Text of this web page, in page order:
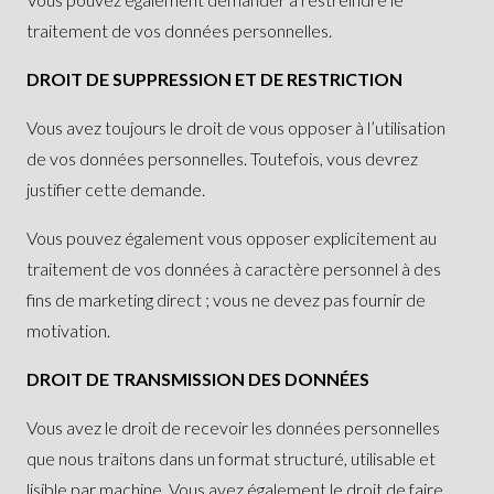
traitement de vos données personnelles.
DROIT DE SUPPRESSION ET DE RESTRICTION
Vous avez toujours le droit de vous opposer à l’utilisation
de vos données personnelles. Toutefois, vous devrez
justifier cette demande.
Vous pouvez également vous opposer explicitement au
traitement de vos données à caractère personnel à des
fins de marketing direct ; vous ne devez pas fournir de
motivation.
DROIT DE TRANSMISSION DES DONNÉES
Vous avez le droit de recevoir les données personnelles
que nous traitons dans un format structuré, utilisable et
lisible par machine. Vous avez également le droit de faire